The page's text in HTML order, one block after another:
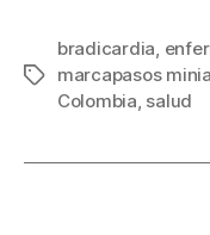
c
e
o
tt
er
ail
Etiquetas
bradicardia,
marcapasos
Colombia, salud